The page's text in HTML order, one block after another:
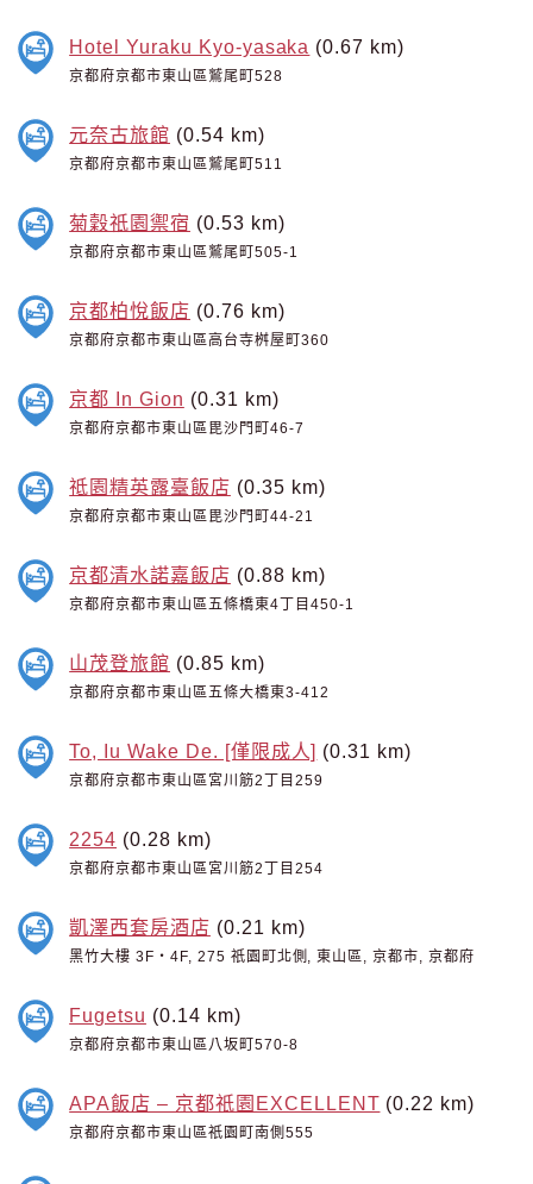
Hotel Yuraku Kyo-yasaka (0.67 km)
京都府京都市東山區鷲尾町528
元奈古旅館 (0.54 km)
京都府京都市東山區鷲尾町511
菊穀祇園禦宿 (0.53 km)
京都府京都市東山區鷲尾町505-1
京都柏悅飯店 (0.76 km)
京都府京都市東山區高台寺桝屋町360
京都 In Gion (0.31 km)
京都府京都市東山區毘沙門町46-7
祗園精英露臺飯店 (0.35 km)
京都府京都市東山區毘沙門町44-21
京都清水諾嘉飯店 (0.88 km)
京都府京都市東山區五條橋東4丁目450-1
山茂登旅館 (0.85 km)
京都府京都市東山區五條大橋東3-412
To, Iu Wake De. [僅限成人] (0.31 km)
京都府京都市東山區宮川筋2丁目259
2254 (0.28 km)
京都府京都市東山區宮川筋2丁目254
凱澤西套房酒店 (0.21 km)
黑竹大樓 3F・4F, 275 祇園町北側, 東山區, 京都市, 京都府
Fugetsu (0.14 km)
京都府京都市東山區八坂町570-8
APA飯店 – 京都祇園EXCELLENT (0.22 km)
京都府京都市東山區祇園町南側555